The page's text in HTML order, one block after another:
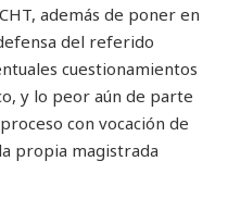
además de poner en
del referido
cuestionamientos
y lo peor aún de parte
con vocación de
propia magistrada